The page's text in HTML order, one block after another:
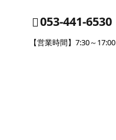
053-441-6530
【営業時間】7:30～17:00